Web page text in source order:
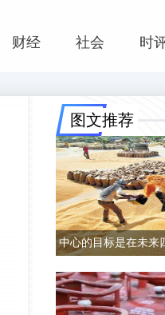
财经 社会 时
图文推荐
中心的目标是在未来